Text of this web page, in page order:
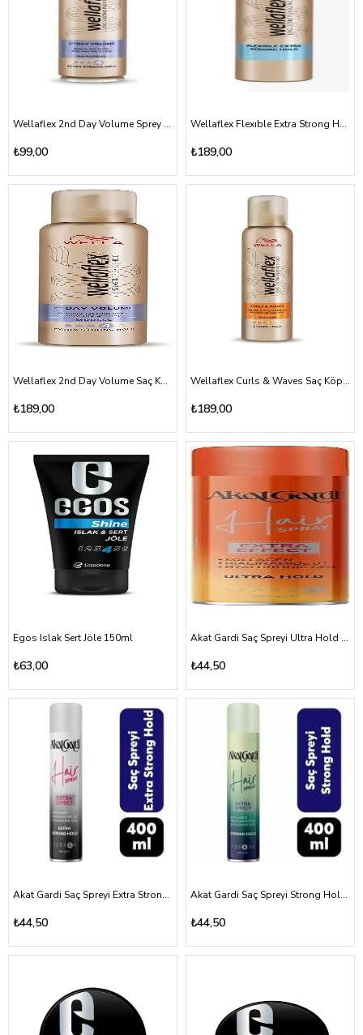
Wellaflex 2nd Day Volume Sprey 250ml (2 Gün Hacim kazandıran)
₺99,00
Wellaflex Flexıble Extra Strong Hold Saç Köpüğü 200ml (Ekstra Güçlü Tutuş)
₺189,00
Wellaflex 2nd Day Volume Saç Köpüğü 200ml (2 Gün Hacim kazandıran)
₺189,00
Wellaflex Curls & Waves Saç Köpüğü 200ml (Bukle ve Dalgalı)
₺189,00
Egos Islak Sert Jöle 150ml
₺63,00
Akat Gardi Saç Spreyi Ultra Hold 400 ml
₺44,50
Akat Gardi Saç Spreyi Extra Strong Hold 400 ml
₺44,50
Akat Gardi Saç Spreyi Strong Hold 400 ml
₺44,50